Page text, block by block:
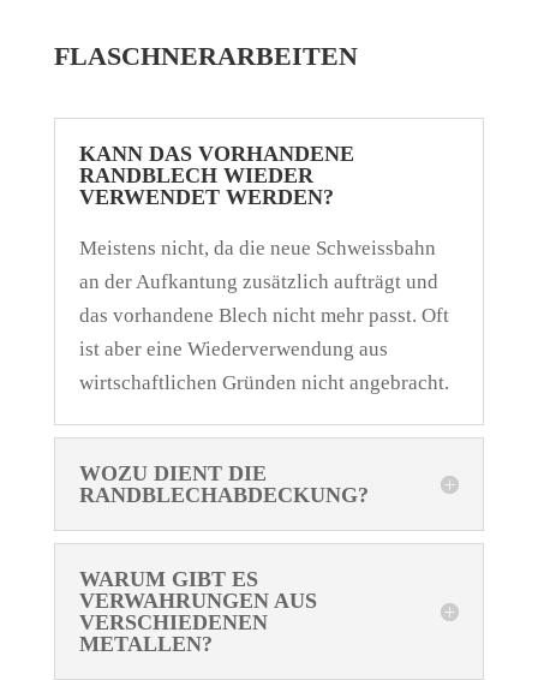
FLASCHNERARBEITEN
KANN DAS VORHANDENE
RANDBLECH WIEDER
VERWENDET WERDEN?
Meistens nicht, da die neue Schweissbahn
an der Aufkantung zusätzlich aufträgt und
das vorhandene Blech nicht mehr passt. Oft
ist aber eine Wiederverwendung aus
wirtschaftlichen Gründen nicht angebracht.
WOZU DIENT DIE
RANDBLECHABDECKUNG?
WARUM GIBT ES
VERWAHRUNGEN AUS
VERSCHIEDENEN
METALLEN?